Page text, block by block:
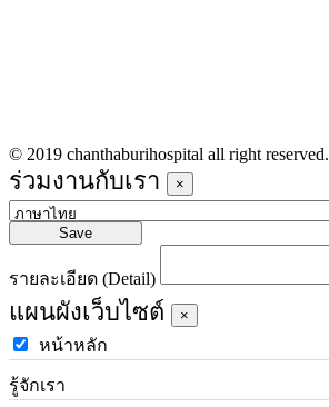
© 2019 chanthaburihospital all right reserved.
ร่วมงานกับเรา ×
Save
รายละเอียด (Detail)
แผนผังเว็บไซต์ ×
หน้าหลัก
รู้จักเรา